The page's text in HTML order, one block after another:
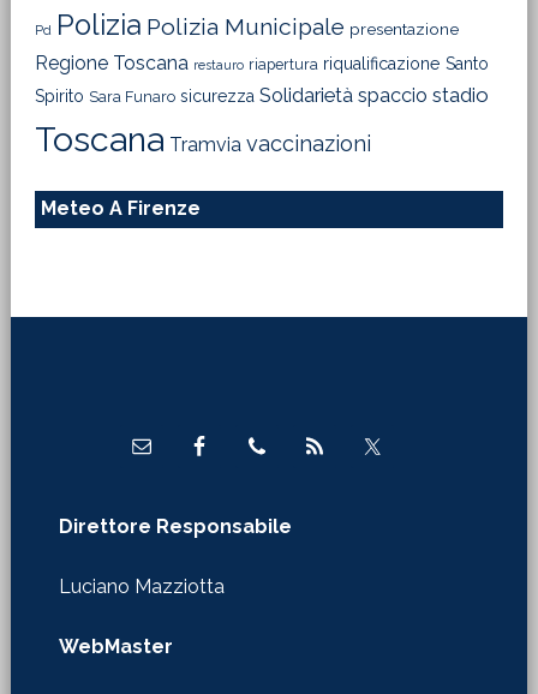
Pd Polizia Polizia Municipale presentazione
Regione Toscana restauro riapertura riqualificazione Santo
Spirito Sara Funaro sicurezza Solidarietà spaccio stadio
Toscana Tramvia vaccinazioni
Meteo A Firenze
Direttore Responsabile
Luciano Mazziotta
WebMaster